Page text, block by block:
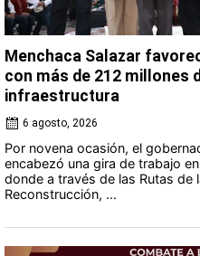
Menchaca Salazar
con más de 212 millones
infraestructura
6 agosto, 2026
Por novena ocasión, el
encabezó una gira de trabajo
donde a través de las Rutas de
Reconstrucción, ...